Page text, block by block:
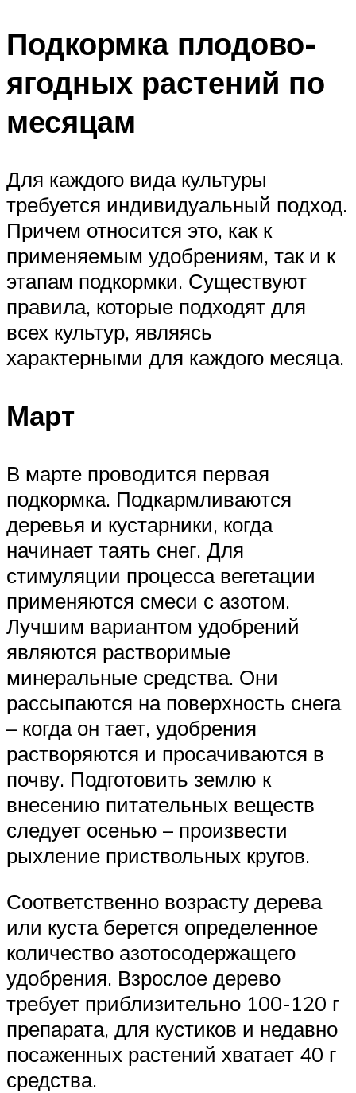
Подкормка плодово-
ягодных растений по
месяцам
Для каждого вида культуры
требуется индивидуальный подход.
Причем относится это, как к
применяемым удобрениям, так и к
этапам подкормки. Существуют
правила, которые подходят для
всех культур, являясь
характерными для каждого месяца.
Март
В марте проводится первая
подкормка. Подкармливаются
деревья и кустарники, когда
начинает таять снег. Для
стимуляции процесса вегетации
применяются смеси с азотом.
Лучшим вариантом удобрений
являются растворимые
минеральные средства. Они
рассыпаются на поверхность снега
– когда он тает, удобрения
растворяются и просачиваются в
почву. Подготовить землю к
внесению питательных веществ
следует осенью – произвести
рыхление приствольных кругов.
Соответственно возрасту дерева
или куста берется определенное
количество азотосодержащего
удобрения. Взрослое дерево
требует приблизительно 100-120 г
препарата, для кустиков и недавно
посаженных растений хватает 40 г
средства.